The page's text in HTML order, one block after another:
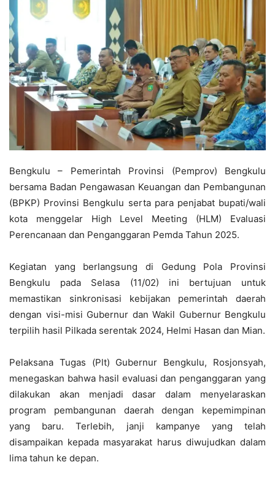
Bengkulu – Pemerintah Provinsi (Pemprov) Bengkulu
bersama Badan Pengawasan Keuangan dan Pembangunan
(BPKP) Provinsi Bengkulu serta para penjabat bupati/wali
kota menggelar High Level Meeting (HLM) Evaluasi
Perencanaan dan Penganggaran Pemda Tahun 2025.
Kegiatan yang berlangsung di Gedung Pola Provinsi
Bengkulu pada Selasa (11/02) ini bertujuan untuk
memastikan sinkronisasi kebijakan pemerintah daerah
dengan visi-misi Gubernur dan Wakil Gubernur Bengkulu
terpilih hasil Pilkada serentak 2024, Helmi Hasan dan Mian.
Pelaksana Tugas (Plt) Gubernur Bengkulu, Rosjonsyah,
menegaskan bahwa hasil evaluasi dan penganggaran yang
dilakukan akan menjadi dasar dalam menyelaraskan
program pembangunan daerah dengan kepemimpinan
yang baru. Terlebih, janji kampanye yang telah
disampaikan kepada masyarakat harus diwujudkan dalam
lima tahun ke depan.